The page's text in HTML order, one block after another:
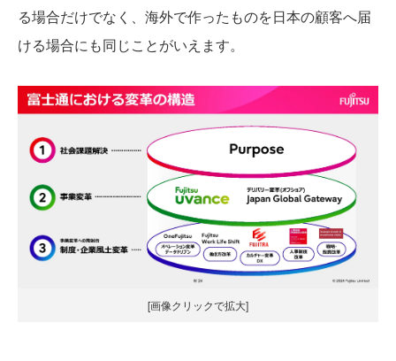
る場合だけでなく、海外で作ったものを日本の顧客へ届
ける場合にも同じことがいえます。
[画像クリックで拡大]